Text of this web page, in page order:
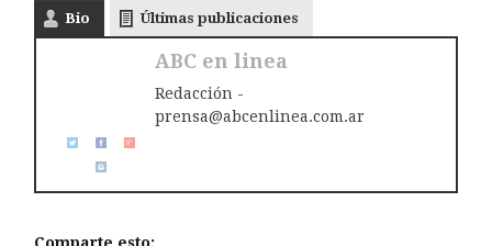
Bio Últimas publicaciones
ABC en linea
Redacción -
prensa@abcenlinea.com.ar